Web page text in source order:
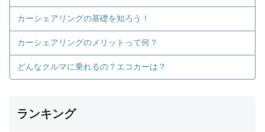
カーシェアリングの基礎を知ろう！
カーシェアリングのメリットって何？
どんなクルマに乗れるの？エコカーは？
ランキング